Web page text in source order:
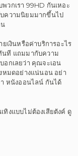
วกเรา 99HD กันเหอะ
ความนิยมมากขึ้นไป
เงินหรือค่าบริการอะไร
นที แถมมากับความ
อกเลยว่า คุณจะเอน
หมดอย่างแน่นอน อย่า
หนังออนไลน์ กันได้
งแบบไม่ต้องเสียตังค์ ดู